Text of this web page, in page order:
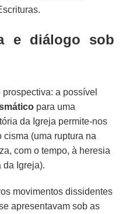
e diálogo sob
a possível
para uma
da Igreja permite-nos
cisma (uma ruptura na
com o tempo, à heresia
da Igreja).
movimentos dissidentes
apresentavam sob as